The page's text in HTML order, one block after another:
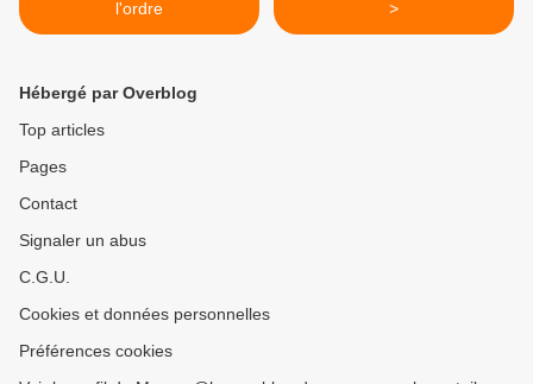
l'ordre
>
Hébergé par Overblog
Top articles
Pages
Contact
Signaler un abus
C.G.U.
Cookies et données personnelles
Préférences cookies